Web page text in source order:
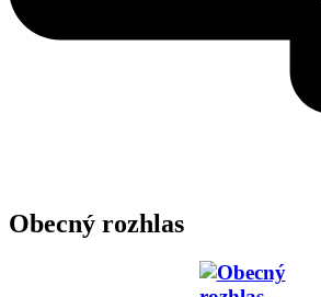
Obecný rozhlas